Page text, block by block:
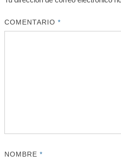
COMENTARIO*
NOMBRE*